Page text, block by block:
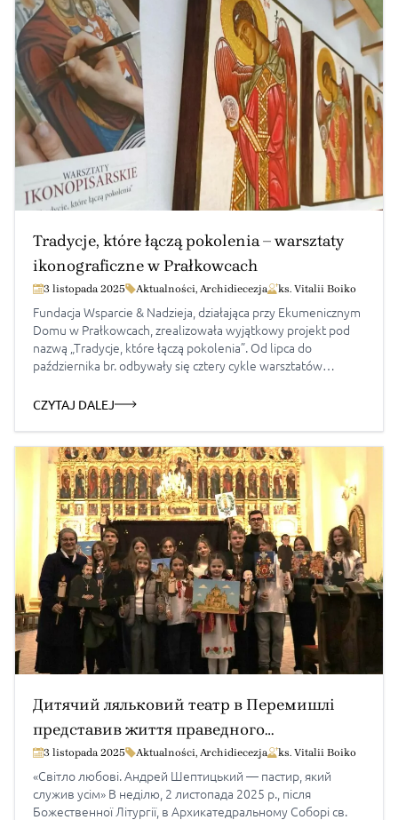
Tradycje, które łączą pokolenia – warsztaty
ikonograficzne w Prałkowcach
3 listopada 2025 Aktualności, Archidiecezja ks. Vitalii Boiko
Fundacja Wsparcie & Nadzieja, działająca przy Ekumenicznym
Domu w Prałkowcach, zrealizowała wyjątkowy projekt pod
nazwą „Tradycje, które łączą pokolenia”. Od lipca do
października br. odbywały się cztery cykle warsztatów
udział wzięło ponad 40 uczestników – dzieci, młodzież,
CZYTAJ DALEJ
Дитячий ляльковий театр в Перемишлі
представив життя праведного
митрополита Андрея
3 listopada 2025 Aktualności, Archidiecezja ks. Vitalii Boiko
«Світло любові. Андрей Шептицький — пастир, який
служив усім» В неділю, 2 листопада 2025 р., після
Божественної Літургії, в Архикатедральному Соборі св.